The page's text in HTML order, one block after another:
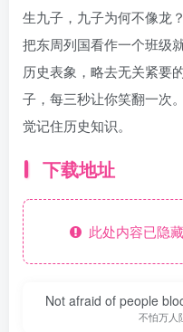
生九子，九子为何不像龙
把东周列国看作一个班
历史表象，略去无关紧要
子，每三秒让你笑翻一次
觉记住历史知识。
下载地址
此处内容已隐
Not afraid of people
不怕万人